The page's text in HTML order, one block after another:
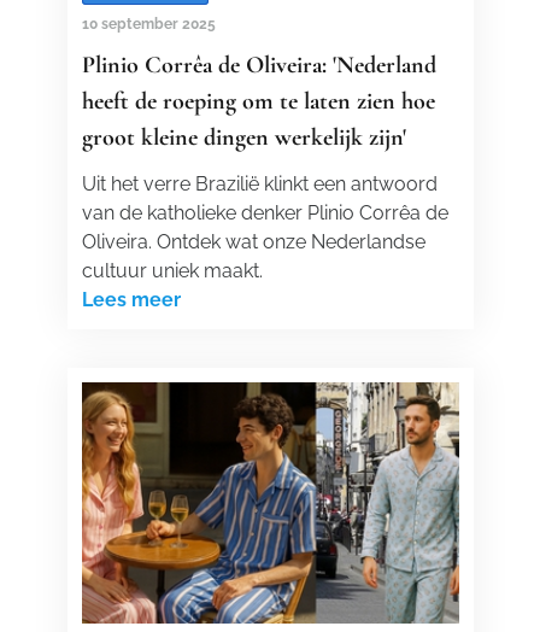
10 september 2025
Plinio Corrêa de Oliveira: 'Nederland
heeft de roeping om te laten zien hoe
groot kleine dingen werkelijk zijn'
Uit het verre Brazilië klinkt een antwoord
van de katholieke denker Plinio Corrêa de
Oliveira. Ontdek wat onze Nederlandse
cultuur uniek maakt.
Lees meer